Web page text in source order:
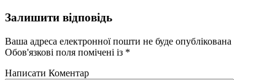
Залишити відповідь
Ваша адреса електронної пошти не буде опублікована
Обов'язкові поля помічені із *
Написати Коментар